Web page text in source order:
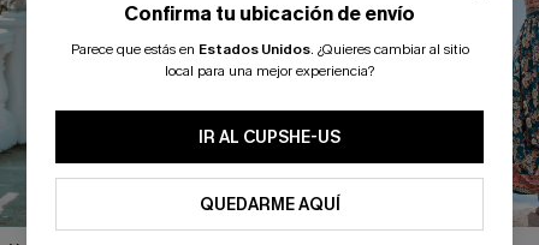
Confirma tu ubicación de envío
Parece que estás en Estados Unidos. ¿Quieres cambiar al sitio
local para una mejor experiencia?
IR AL CUPSHE-US
QUEDARME AQUÍ